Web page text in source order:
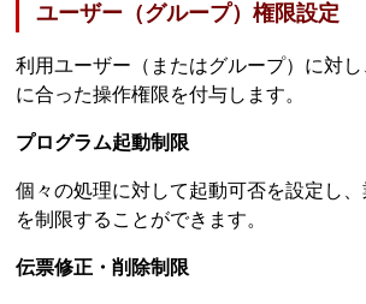
ユーザー（グループ）権限設定
利用ユーザー（またはグループ）に対
に合った操作権限を付与します。
プログラム起動制限
個々の処理に対して起動可否を設定し
を制限することができます。
伝票修正・削除制限